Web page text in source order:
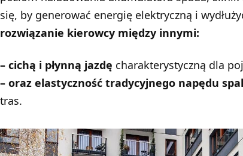
się, by generować energię elektryczną i
rozwiązanie kierowcy między innymi:
– cichą i płynną jazdę charakterystyczną dla
– oraz elastyczność tradycyjnego napędu
tras.